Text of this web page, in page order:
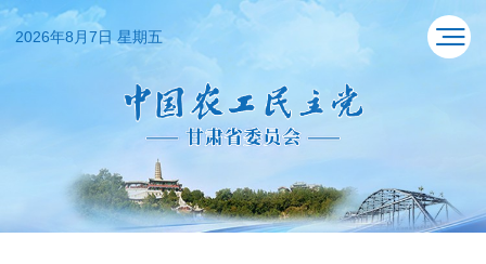
2026年8月7日 星期五